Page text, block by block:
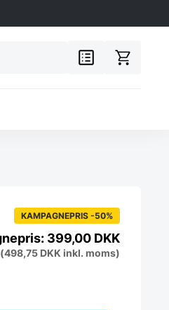
KAMPAGNEPRIS -50%
399,00 DKK
(498,75 DKK inkl. moms)